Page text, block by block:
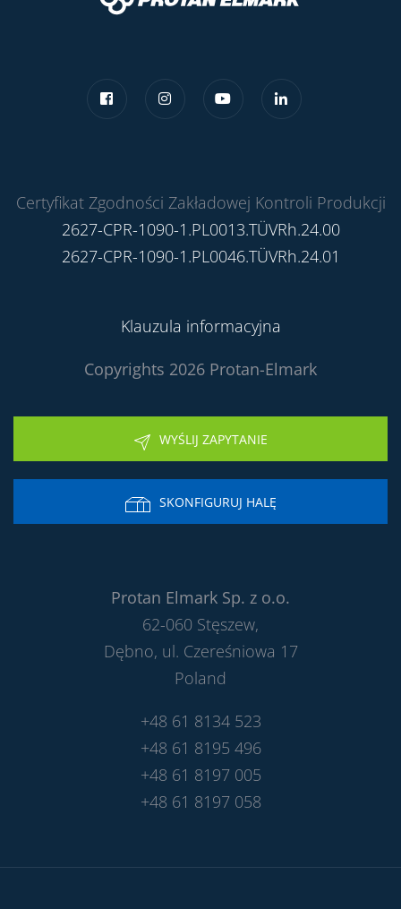
Certyfikat Zgodności Zakładowej Kontroli Produkcji
2627-CPR-1090-1.PL0013.TÜVRh.24.00
2627-CPR-1090-1.PL0046.TÜVRh.24.01
Klauzula informacyjna
Copyrights 2026 Protan-Elmark
WYŚLIJ ZAPYTANIE
SKONFIGURUJ HALĘ
Protan Elmark Sp. z o.o.
62-060 Stęszew,
Dębno, ul. Czereśniowa 17
Poland
+48 61 8134 523
+48 61 8195 496
+48 61 8197 005
+48 61 8197 058